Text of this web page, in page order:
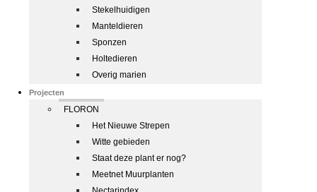
Stekelhuidigen
Manteldieren
Sponzen
Holtedieren
Overig marien
Projecten
FLORON
Het Nieuwe Strepen
Witte gebieden
Staat deze plant er nog?
Meetnet Muurplanten